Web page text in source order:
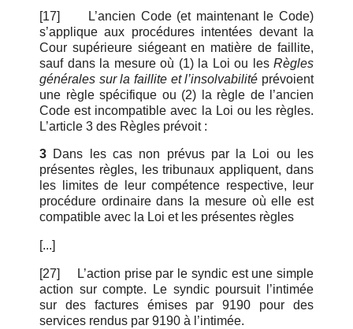
[17]
L’ancien Code (et maintenant le Code)
s’applique aux procédures intentées devant la
Cour supérieure siégeant en matière de faillite,
sauf dans la mesure où (1) la Loi ou les Règles
générales sur la faillite et l’insolvabilité prévoient
une règle spécifique ou (2) la règle de l’ancien
Code est incompatible avec la Loi ou les règles.
L’article 3 des Règles prévoit :
3 Dans les cas non prévus par la Loi ou les
présentes règles, les tribunaux appliquent, dans
les limites de leur compétence respective, leur
procédure ordinaire dans la mesure où elle est
compatible avec la Loi et les présentes règles
[...]
[27]
L’action prise par le syndic est une simple
action sur compte. Le syndic poursuit l’intimée
sur des factures émises par 9190 pour des
services rendus par 9190 à l’intimée.